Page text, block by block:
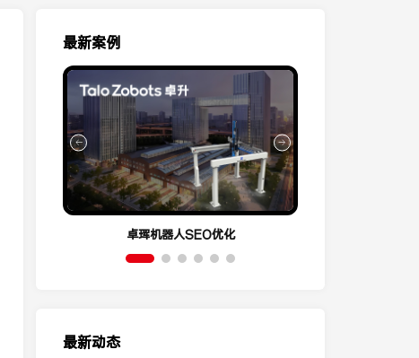
最新案例
卓珲机器人SEO优化
最新动态